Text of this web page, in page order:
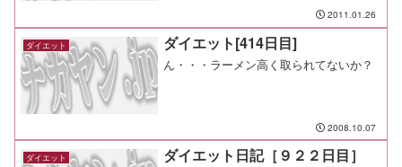
＠溝ノ口）￥７８０ 夕食：ＣＯＰＡ＠青
葉台 間食： メモ：ポニッツのクーポンを
使ったけど、...
2011.01.26
ダイエット ダイエット[414日目]
ん・・・ラーメン高く取られてないか？
2008.10.07
ダイエット ダイエット日記［９２２日目］